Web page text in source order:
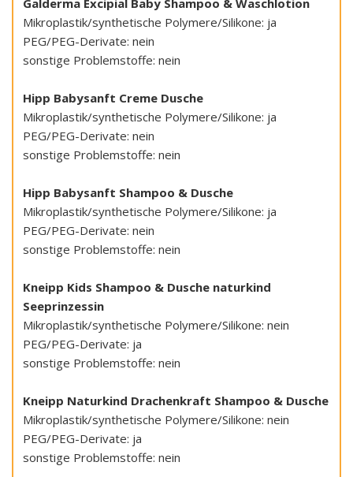
Galderma Excipial Baby Shampoo & Waschlotion
Mikroplastik/synthetische Polymere/Silikone: ja
PEG/PEG-Derivate: nein
sonstige Problemstoffe: nein
Hipp Babysanft Creme Dusche
Mikroplastik/synthetische Polymere/Silikone: ja
PEG/PEG-Derivate: nein
sonstige Problemstoffe: nein
Hipp Babysanft Shampoo & Dusche
Mikroplastik/synthetische Polymere/Silikone: ja
PEG/PEG-Derivate: nein
sonstige Problemstoffe: nein
Kneipp Kids Shampoo & Dusche naturkind
Seeprinzessin
Mikroplastik/synthetische Polymere/Silikone: nein
PEG/PEG-Derivate: ja
sonstige Problemstoffe: nein
Kneipp Naturkind Drachenkraft Shampoo & Dusche
Mikroplastik/synthetische Polymere/Silikone: nein
PEG/PEG-Derivate: ja
sonstige Problemstoffe: nein